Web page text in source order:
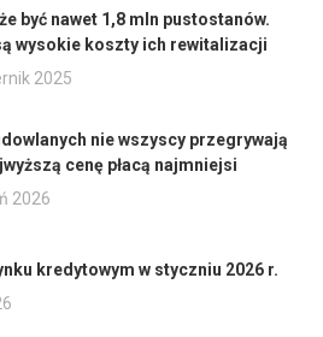
być nawet 1,8 mln pustostanów.
wysokie koszty ich rewitalizacji
2025
nie wszyscy przegrywają
cenę płacą najmniejsi
2026
kredytowym w styczniu 2026 r.